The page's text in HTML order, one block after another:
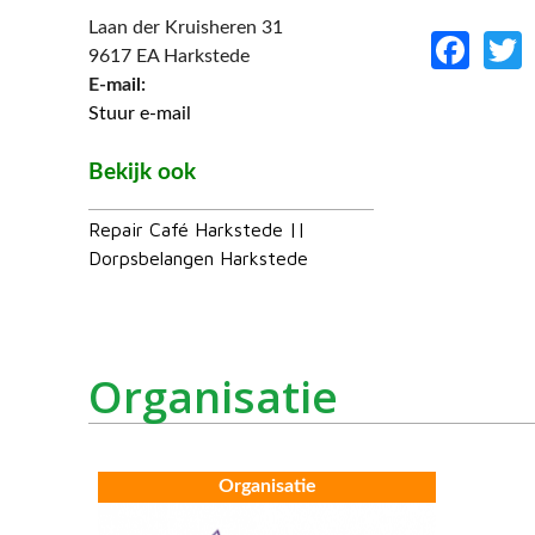
Laan der Kruisheren 31
9617 EA Harkstede
E-mail:
Stuur e-mail
Bekijk ook
Repair Café Harkstede ||
Dorpsbelangen Harkstede
Organisatie
Organisatie